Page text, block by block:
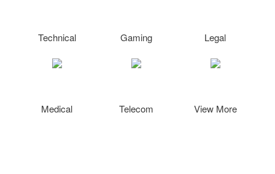
Technical Gaming Legal
Medical Telecom View More